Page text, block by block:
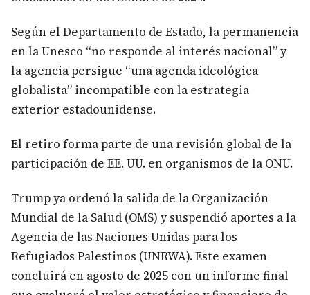
Según el Departamento de Estado, la permanencia
en la Unesco “no responde al interés nacional” y
la agencia persigue “una agenda ideológica
globalista” incompatible con la estrategia
exterior estadounidense.
El retiro forma parte de una revisión global de la
participación de EE. UU. en organismos de la ONU.
Trump ya ordenó la salida de la Organización
Mundial de la Salud (OMS) y suspendió aportes a la
Agencia de las Naciones Unidas para los
Refugiados Palestinos (UNRWA). Este examen
concluirá en agosto de 2025 con un informe final